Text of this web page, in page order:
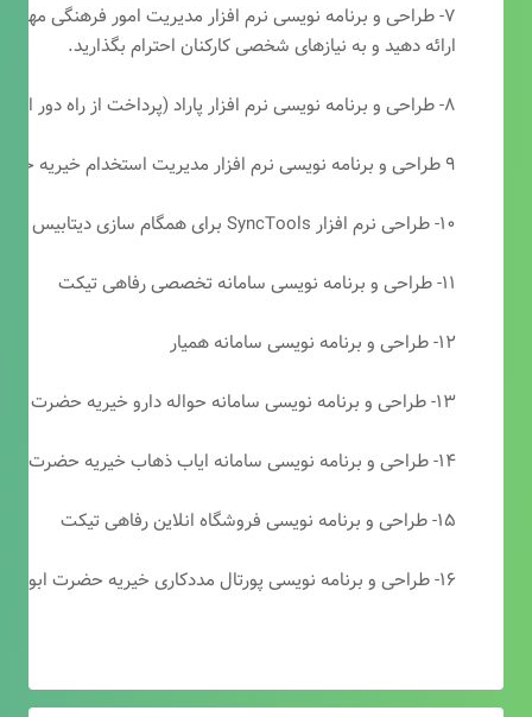
۷- طراحی و برنامه نویسی نرم افزار مدیریت امور فرهنگی
ارائه دهید و به نیازهای شخصی کارکنان احترام بگذارید.
۸- طراحی و برنامه نویسی نرم افزار پاراد (پرداخت از راه دور انجمن مددکاری امام زمان(عج))
۹ طراحی و برنامه نویسی نرم افزار مدیریت استخدام خیریه حضرت ابوالفضل (ع)
۱۰- طراحی نرم افزار SyncTools برای همگام سازی دیتابیس های SQL Server
۱۱- طراحی و برنامه نویسی سامانه تخصصی رفاهی تیکت
۱۲- طراحی و برنامه نویسی سامانه همیار
۱۳- طراحی و برنامه نویسی سامانه حواله دارو خیریه حضرت ابوالفضل (ع)
۱۴- طراحی و برنامه نویسی سامانه ایاب ذهاب خیریه حضرت ابوالفضل (ع)
۱۵- طراحی و برنامه نویسی فروشگاه انلاین رفاهی تیکت
۱۶- طراحی و برنامه نویسی پورتال مددکاری خیریه حضرت ابوالفضل (ع)